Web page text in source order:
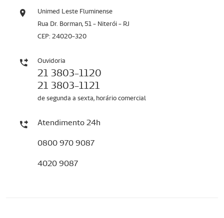
Unimed Leste Fluminense
Rua Dr. Borman, 51 - Niterói - RJ
CEP: 24020-320
Ouvidoria
21 3803-1120
21 3803-1121
de segunda a sexta, horário comercial
Atendimento 24h
0800 970 9087
4020 9087